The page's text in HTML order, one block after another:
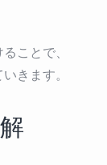
ことで、
きます。